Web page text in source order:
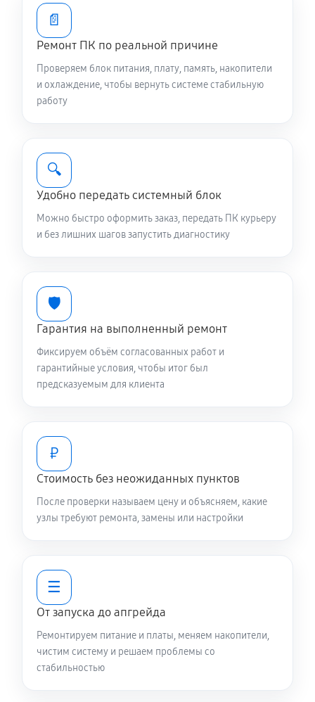
📄
Ремонт ПК по реальной причине
Проверяем блок питания, плату, память, накопители
и охлаждение, чтобы вернуть системе стабильную
работу
🔍
Удобно передать системный блок
Можно быстро оформить заказ, передать ПК курьеру
и без лишних шагов запустить диагностику
🛡️
Гарантия на выполненный ремонт
Фиксируем объём согласованных работ и
гарантийные условия, чтобы итог был
предсказуемым для клиента
₽
Стоимость без неожиданных пунктов
После проверки называем цену и объясняем, какие
узлы требуют ремонта, замены или настройки
☰
От запуска до апгрейда
Ремонтируем питание и платы, меняем накопители,
чистим систему и решаем проблемы со
стабильностью